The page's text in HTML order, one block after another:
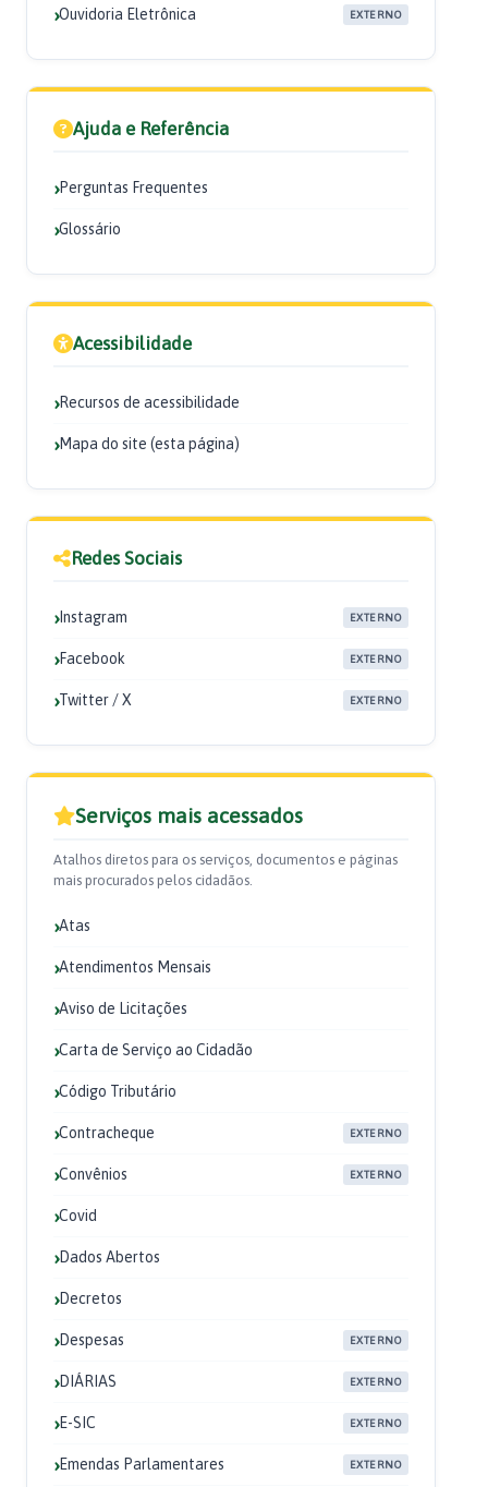
Ouvidoria Eletrônica EXTERNO
Ajuda e Referência
Perguntas Frequentes
Glossário
Acessibilidade
Recursos de acessibilidade
Mapa do site (esta página)
Redes Sociais
Instagram EXTERNO
Facebook EXTERNO
Twitter / X EXTERNO
Serviços mais acessados
Atalhos diretos para os serviços, documentos e páginas
mais procurados pelos cidadãos.
Atas
Atendimentos Mensais
Aviso de Licitações
Carta de Serviço ao Cidadão
Código Tributário
Contracheque EXTERNO
Convênios EXTERNO
Covid
Dados Abertos
Decretos
Despesas EXTERNO
DIÁRIAS EXTERNO
E-SIC EXTERNO
Emendas Parlamentares EXTERNO